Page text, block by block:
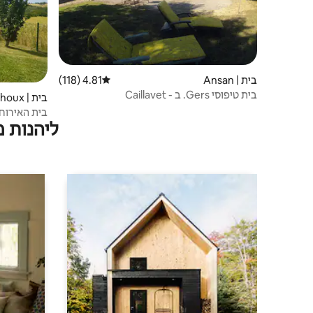
בית | Ansan דירוג ממוצע של 4.81 מתוך 5, 118 ביקורות
4.81 (118)
בית טיפוסי Gers. ב - Caillavet
בית | Thoux
בית האירוח Gîte de l'Ours Gersois